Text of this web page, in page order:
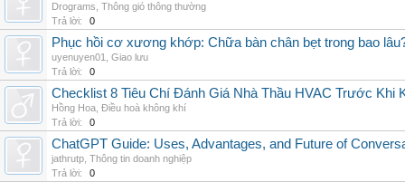
Drograms Thông gió thông thường
Trả lời:
0
Phục hồi cơ xương khớp: Chữa bàn chân bẹt trong bao
uyenuyen01
Giao lưu
Trả lời:
0
Checklist 8 Tiêu Chí Đánh Giá Nhà Thầu HVAC Trước Khi
Hồng Hoa Điều hoà không khí
Trả lời:
0
ChatGPT Guide: Uses, Advantages, and Future of
jathrutp Thông tin doanh nghiệp
Trả lời:
0